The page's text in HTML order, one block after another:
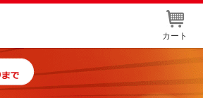
カート